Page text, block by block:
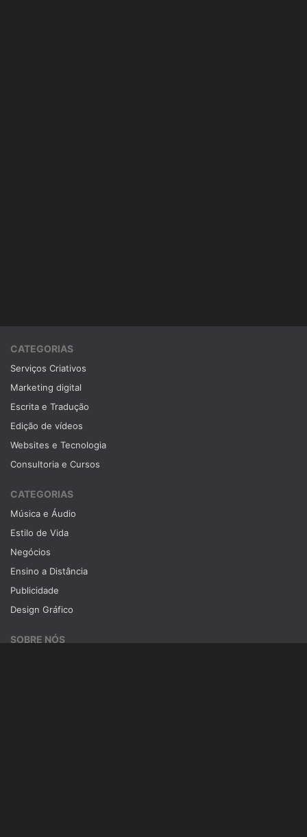
CATEGORIAS
Serviços Criativos
Marketing digital
Escrita e Tradução
Edição de vídeos
Websites e Tecnologia
Consultoria e Cursos
CATEGORIAS
Música e Áudio
Estilo de Vida
Negócios
Ensino a Distância
Publicidade
Design Gráfico
SOBRE NÓS